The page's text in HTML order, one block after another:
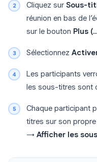
Cliquez sur Sous-
réunion en bas de
sur le bouton Plus
Sélectionnez
Les participants
les sous-titres sont
Chaque participant
titres sur son
→ Afficher les